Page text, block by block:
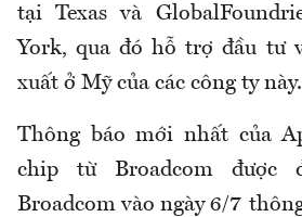
tại Texas và
York, qua đó hỗ trợ đầu tư
xuất ở Mỹ của các công ty này.
Thông báo mới nhất của
chip từ Broadcom được
Broadcom vào ngày 6/7